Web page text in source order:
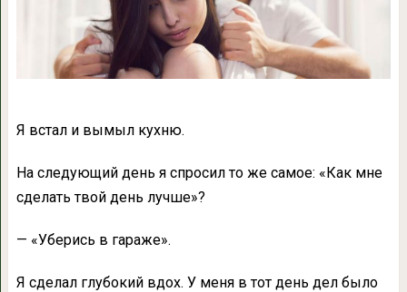
Я встал и вымыл кухню.
На следующий день я спросил то же самое: «Как мне
сделать твой день лучше»?
— «Уберись в гараже».
Я сделал глубокий вдох. У меня в тот день дел было